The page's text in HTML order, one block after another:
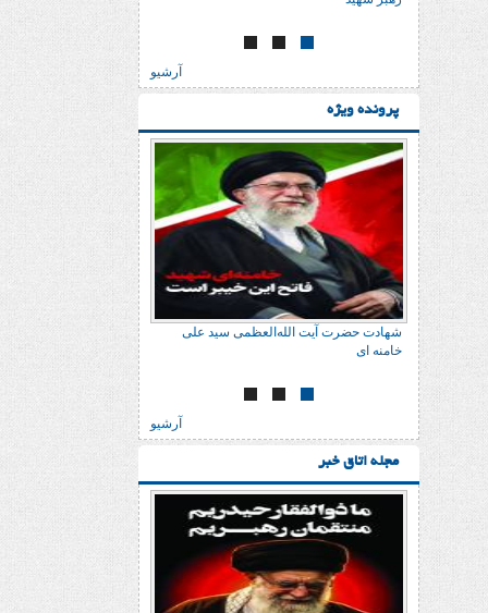
آرشیو
پرونده ویژه
شهادت حضرت آیت الله‌العظمی سید علی
خامنه ای
آرشیو
مجله اتاق خبر